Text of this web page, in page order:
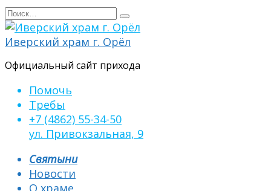
Перейти
к
содержанию
Search
for:
Иверский храм г. Орёл
Официальный сайт прихода
Помочь
Требы
+7 (4862) 55-34-50
ул. Привокзальная, 9
Святыни
Новости
О храме